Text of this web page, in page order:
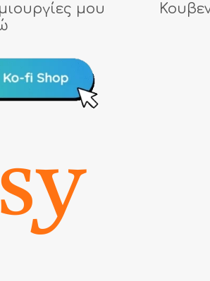
μου